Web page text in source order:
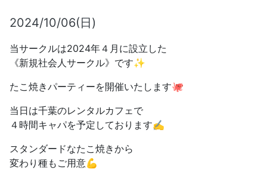
2024/10/06(日)
当サークルは2024年４月に設立した
《新規社会人サークル》です✨
たこ焼きパーティーを開催いたします🐙
当日は千葉のレンタルカフェで
４時間キャパを予定しております✍
スタンダードなたこ焼きから
変わり種もご用意💪